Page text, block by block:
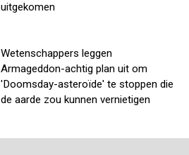
uitgekomen
Wetenschappers leggen
Armageddon-achtig plan uit om
'Doomsday-asteroïde' te stoppen die
de aarde zou kunnen vernietigen